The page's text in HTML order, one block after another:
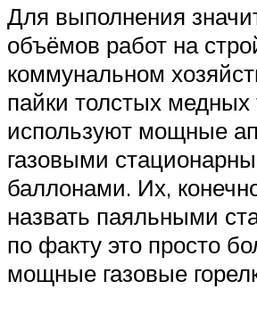
Для выполнения
объёмов работ на
коммунальном
пайки толстых медных
используют мощные
газовыми
баллонами. Их,
назвать паяльными
по факту это просто
мощные газовые